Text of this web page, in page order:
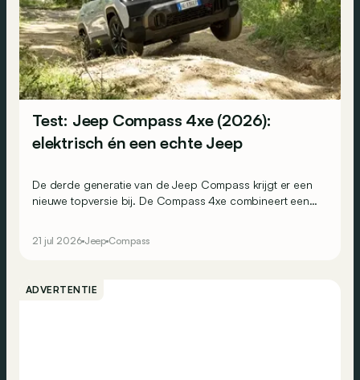
Test: Jeep Compass 4xe (2026):
elektrisch én een echte Jeep
De derde generatie van de Jeep Compass krijgt er een
nieuwe topversie bij. De Compass 4xe combineert een
Jeep die zijn naam eer aandoet?
21 jul 2026 Jeep Compass
ADVERTENTIE